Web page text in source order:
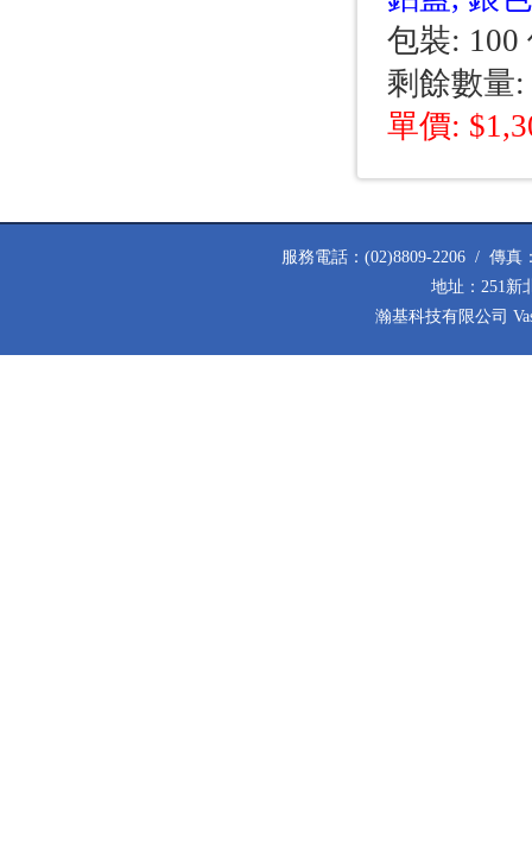
包裝: 100
剩餘數量:
單價:
服務電話：(02)8809-2206 / 傳真
地址：251新
瀚基科技有限公司